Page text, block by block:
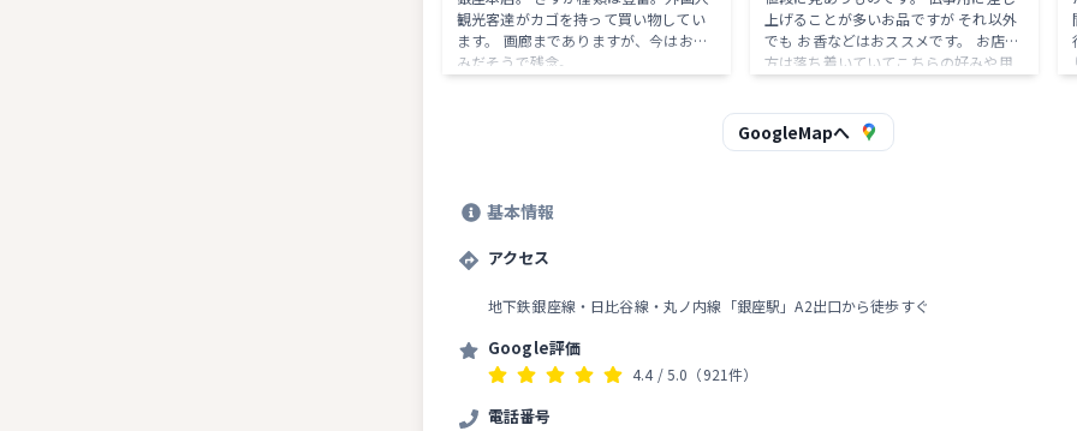
観光客達がカゴを持って買い物してい
ます。 画廊までありますが、今はお休
みだそうで残念。
上げることが多いお品ですが それ以外
でも お香などはおススメです。 お店の
方は落ち着いていてこちらの好みや用
方も多くて 1階の店内はとてもこんで
いますので 店舗外、右側にあるエレベ
GoogleMapへ
基本情報
アクセス
地下鉄銀座線・日比谷線・丸ノ内線「銀座駅」A2出口から徒歩すぐ
Google評価
4.4 / 5.0 （921件）
電話番号